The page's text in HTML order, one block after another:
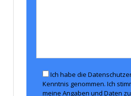
Ich habe die
Kenntnis genommen. Ich
meine Angaben und Daten